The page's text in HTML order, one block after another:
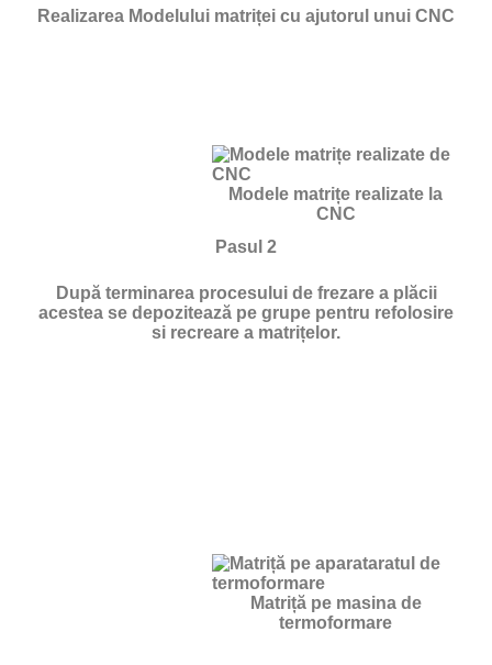
Realizarea Modelului matriței cu ajutorul unui CNC
Modele matrițe realizate la
CNC
Pasul 2
După terminarea procesului de frezare a plăcii
acestea se depozitează pe grupe pentru refolosire
si recreare a matrițelor.
Matriță pe masina de
termoformare